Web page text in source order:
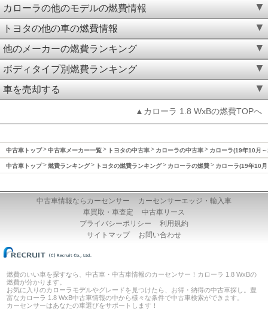
カローラの他のモデルの燃費情報
トヨタの他の車の燃費情報
他のメーカーの燃費ランキング
ボディタイプ別燃費ランキング
車を売却する
▲カローラ 1.8 WxBの燃費TOPへ
中古車トップ 中古車メーカー一覧 トヨタの中古車 カローラの中古車 カローラ(19年10月
中古車トップ 燃費ランキング トヨタの燃費ランキング カローラの燃費 カローラ(19年10
中古車情報ならカーセンサー
カーセンサーエッジ・輸入車
車買取・車査定
中古車リース
プライバシーポリシー
利用規約
サイトマップ
お問い合わせ
燃費のいい車を探すなら、中古車・中古車情報のカーセンサー！カローラ 1.8 WxBの
燃費が分かります。
お気に入りのカローラモデルやグレードを見つけたら、お得・納得の中古車探し。豊
富なカローラ 1.8 WxB中古車情報の中から様々な条件で中古車検索ができます。
カーセンサーはあなたの車選びをサポートします！